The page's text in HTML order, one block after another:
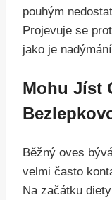
pouhým
Projevuje se
jako je
Mohu Jíst
Běžný oves
velmi často
Na začátku